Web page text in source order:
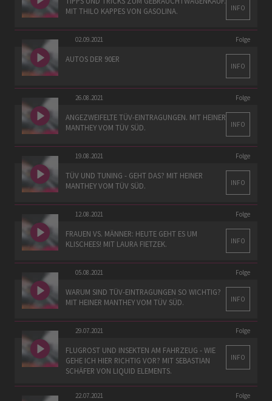
MIT THILO KAPPES VON GASOLINA.
INFO
02.09.2021 Folge
AUTOS DER 90ER
INFO
26.08.2021 Folge
ANGEZWEIFELTE TÜV-EINTRAGUNGEN. MIT HEINER
MANTHEY VOM TÜV SÜD.
INFO
19.08.2021 Folge
TÜV UND TUNING - GEHT DAS? MIT HEINER
MANTHEY VOM TÜV SÜD.
INFO
12.08.2021 Folge
FRAUEN VS. MÄNNER: HEUTE GEHT ES UM
KLISCHEES! MIT LAURA FIETZEK.
INFO
05.08.2021 Folge
WARUM SIND TÜV-EINTRAGUNGEN SO WICHTIG?
MIT HEINER MANTHEY VOM TÜV SÜD.
INFO
29.07.2021 Folge
FLUGROST UND INSEKTEN AM FAHRZEUG - WIE
GEHE ICH HIER RICHTIG VOR? MIT SEBASTIAN
SCHÄFER VON LIQUID ELEMENTS.
INFO
22.07.2021 Folge